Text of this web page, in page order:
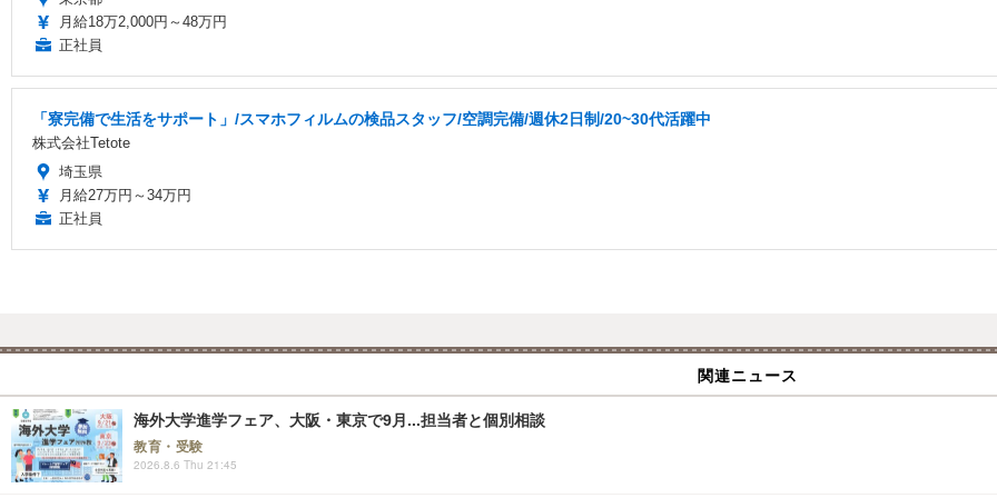
月給18万2,000円～48万円
正社員
「寮完備で生活をサポート」/スマホフィルムの検品スタッフ/空調完備/週休2日制/20~30代活躍中
株式会社Tetote
埼玉県
月給27万円～34万円
正社員
関連ニュース
海外大学進学フェア、大阪・東京で9月...担当者と個別相談
教育・受験
2026.8.6 Thu 21:45